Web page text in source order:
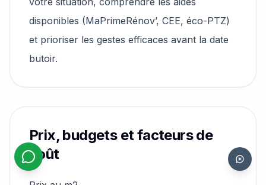
disponibles (MaPrimeRénov’, CEE, éco-PTZ)
et prioriser les gestes efficaces avant la date
butoir.
Prix, budgets et facteurs de
coût